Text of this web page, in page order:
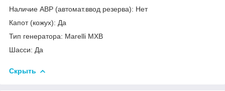
Наличие АВР (автомат.ввод резерва): Нет
Капот (кожух): Да
Тип генератора: Marelli MXB
Шасси: Да
Скрыть